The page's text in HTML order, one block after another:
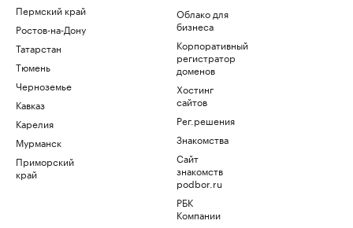
Пермский край
Ростов-на-Дону
Татарстан
Тюмень
Черноземье
Кавказ
Карелия
Мурманск
Приморский
край
Облако для
бизнеса
Корпоративный
регистратор
доменов
Хостинг
сайтов
Рег.решения
Знакомства
Сайт
знакомств
podbor.ru
РБК
Компании